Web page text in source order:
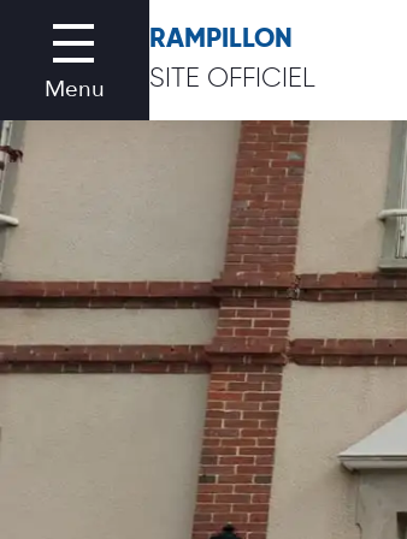
Menu
RAMPILLON
SITE OFFICIEL